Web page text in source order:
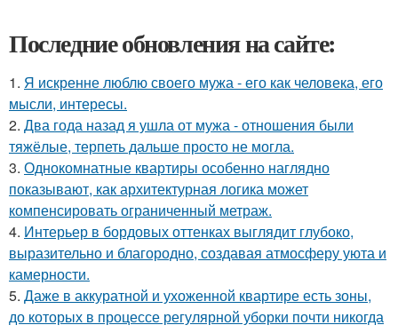
Последние обновления на сайте:
1. Я искренне люблю своего мужа - его как человека, его
мысли, интересы.
2. Два года назад я ушла от мужа - отношения были
тяжёлые, терпеть дальше просто не могла.
3. Однокомнатные квартиры особенно наглядно
показывают, как архитектурная логика может
компенсировать ограниченный метраж.
4. Интерьер в бордовых оттенках выглядит глубоко,
выразительно и благородно, создавая атмосферу уюта и
камерности.
5. Даже в аккуратной и ухоженной квартире есть зоны,
до которых в процессе регулярной уборки почти никогда